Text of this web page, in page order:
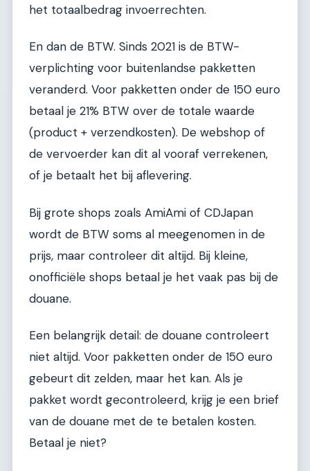
het totaalbedrag invoerrechten.
En dan de BTW. Sinds 2021 is de BTW-
verplichting voor buitenlandse pakketten
veranderd. Voor pakketten onder de 150 euro
betaal je 21% BTW over de totale waarde
(product + verzendkosten). De webshop of
de vervoerder kan dit al vooraf verrekenen,
of je betaalt het bij aflevering.
Bij grote shops zoals AmiAmi of CDJapan
wordt de BTW soms al meegenomen in de
prijs, maar controleer dit altijd. Bij kleine,
onofficiële shops betaal je het vaak pas bij de
douane.
Een belangrijk detail: de douane controleert
niet altijd. Voor pakketten onder de 150 euro
gebeurt dit zelden, maar het kan. Als je
pakket wordt gecontroleerd, krijg je een brief
van de douane met de te betalen kosten.
Betaal je niet?